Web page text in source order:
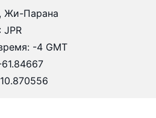
Жи-Парана
-4 GMT